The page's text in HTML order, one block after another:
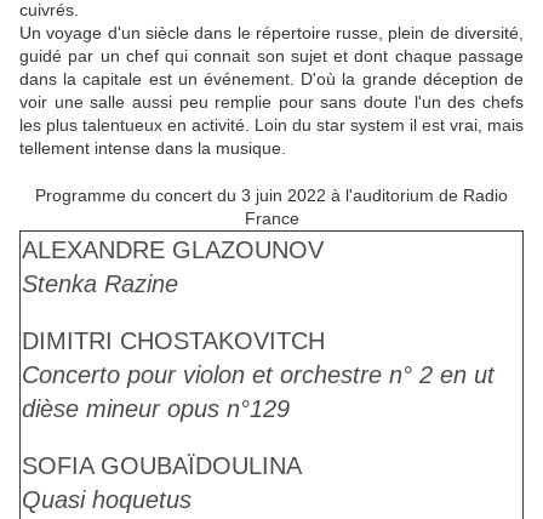
cuivrés.
Un voyage d'un siècle dans le répertoire russe, plein de diversité,
guidé par un chef qui connait son sujet et dont chaque passage
dans la capitale est un événement. D'où la grande déception de
voir une salle aussi peu remplie pour sans doute l'un des chefs
les plus talentueux en activité. Loin du star system il est vrai, mais
tellement intense dans la musique.
Programme du concert du 3 juin 2022 à l'auditorium de Radio
France
ALEXANDRE GLAZOUNOV
Stenka Razine
DIMITRI CHOSTAKOVITCH
Concerto pour violon et orchestre n° 2 en ut
dièse mineur opus n°129
SOFIA GOUBAÏDOULINA
Quasi hoquetus